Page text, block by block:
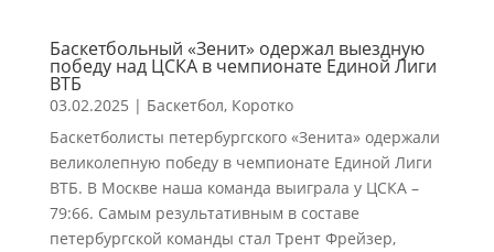
Баскетбольный «Зенит» одержал выездную
победу над ЦСКА в чемпионате Единой Лиги
ВТБ
03.02.2025 | Баскетбол, Коротко
Баскетболисты петербургского «Зенита» одержали
великолепную победу в чемпионате Единой Лиги
ВТБ. В Москве наша команда выиграла у ЦСКА –
79:66. Самым результативным в составе
петербургской команды стал Трент Фрейзер,